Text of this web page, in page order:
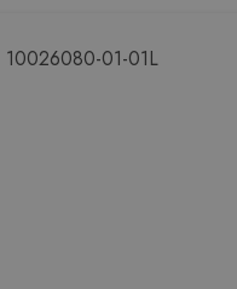
10026080-01-01L